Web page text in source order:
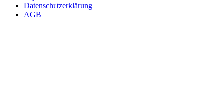
Datenschutzerklärung
AGB